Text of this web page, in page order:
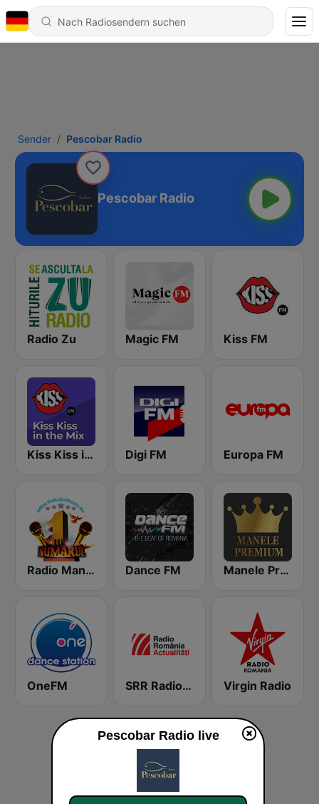
Sender Pescobar Radio
Pescobar Radio
Radio Zu Magic FM Kiss FM
Kiss Kiss in the Mix Radio Digi FM Europa FM
Radio Manele Dance FM Manele Premium
OneFM SRR Radio România Actualităţi Virgin Radio
Pescobar Radio live